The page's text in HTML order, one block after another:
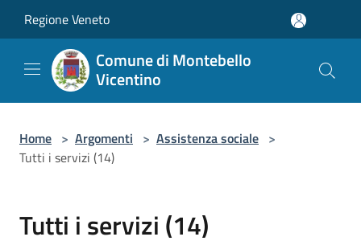
Regione Veneto
Comune di Montebello
Vicentino
Home > Argomenti > Assistenza sociale >
Tutti i servizi (14)
Tutti i servizi (14)